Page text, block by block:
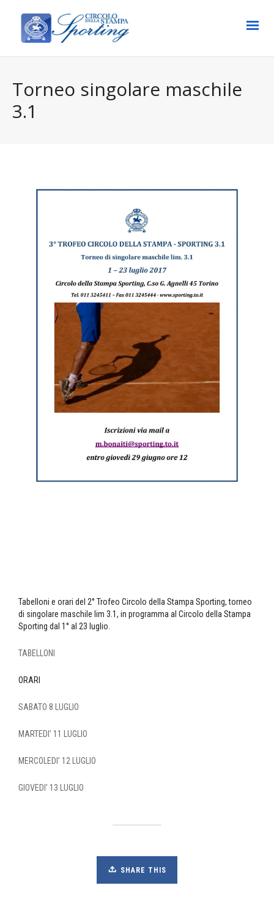
Torneo singolare maschile
3.1
Tabelloni e orari del 2° Trofeo Circolo della Stampa Sporting, torneo
di singolare maschile lim 3.1, in programma al Circolo della Stampa
Sporting dal 1° al 23 luglio.
TABELLONI
ORARI
SABATO 8 LUGLIO
MARTEDI’ 11 LUGLIO
MERCOLEDI’ 12 LUGLIO
GIOVEDI’ 13 LUGLIO
SHARE THIS